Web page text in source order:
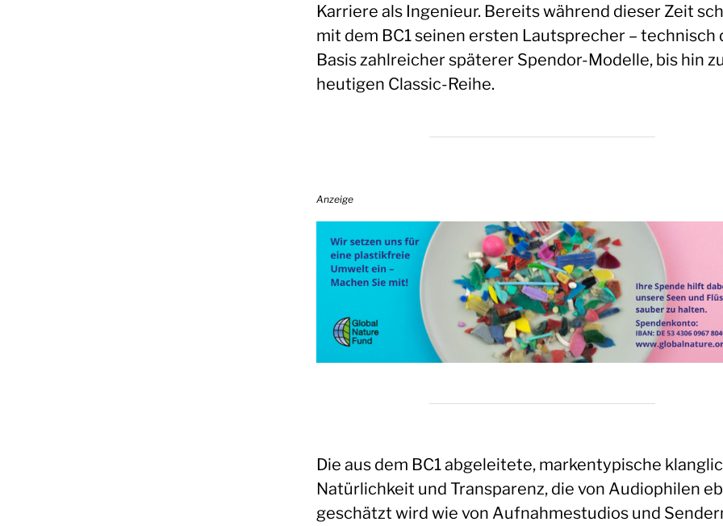
Karriere als Ingenieur. Bereits während dieser Zeit
mit dem BC1 seinen ersten Lautsprecher – technisch
Basis zahlreicher späterer Spendor-Modelle, bis hin
heutigen Classic-Reihe.
Anzeige
Die aus dem BC1 abgeleitete, markentypische
Natürlichkeit und Transparenz, die von Audiophilen
geschätzt wird wie von Aufnahmestudios und